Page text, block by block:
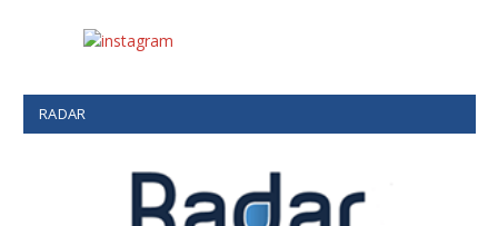
RADAR